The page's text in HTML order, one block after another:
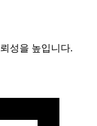
성을 높입니다.